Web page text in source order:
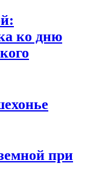
ко дню
при